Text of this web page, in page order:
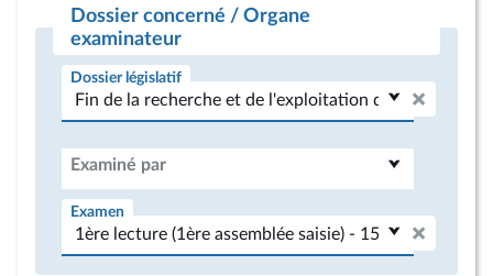
Dossier concerné / Organe
examinateur
Dossier législatif
Examiné par
Examen